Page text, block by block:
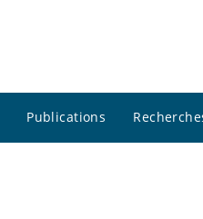
Publications